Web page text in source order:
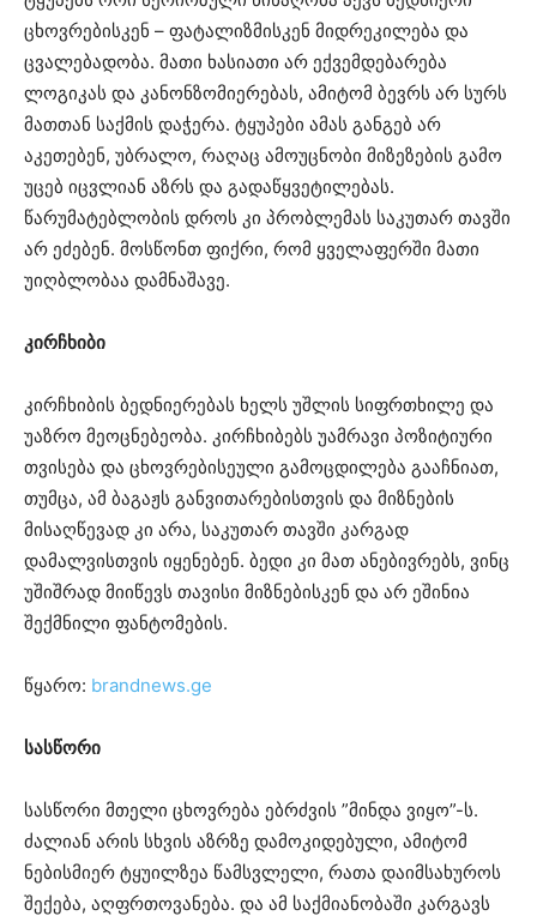
ცხოვრებისკენ – ფატალიზმისკენ მიდრეკილება და
ცვალებადობა. მათი ხასიათი არ ექვემდებარება
ლოგიკას და კანონზომიერებას, ამიტომ ბევრს არ სურს
მათთან საქმის დაჭერა. ტყუპები ამას განგებ არ
აკეთებენ, უბრალო, რაღაც ამოუცნობი მიზეზების გამო
უცებ იცვლიან აზრს და გადაწყვეტილებას.
წარუმატებლობის დროს კი პრობლემას საკუთარ თავში
არ ეძებენ. მოსწონთ ფიქრი, რომ ყველაფერში მათი
უიღბლობაა დამნაშავე.
კირჩხიბი
კირჩხიბის ბედნიერებას ხელს უშლის სიფრთხილე და
უაზრო მეოცნებეობა. კირჩხიბებს უამრავი პოზიტიური
თვისება და ცხოვრებისეული გამოცდილება გააჩნიათ,
თუმცა, ამ ბაგაჟს განვითარებისთვის და მიზნების
მისაღწევად კი არა, საკუთარ თავში კარგად
დამალვისთვის იყენებენ. ბედი კი მათ ანებივრებს, ვინც
უშიშრად მიიწევს თავისი მიზნებისკენ და არ ეშინია
შექმნილი ფანტომების.
წყარო: brandnews.ge
სასწორი
სასწორი მთელი ცხოვრება ებრძვის ”მინდა ვიყო”-ს.
ძალიან არის სხვის აზრზე დამოკიდებული, ამიტომ
ნებისმიერ ტყუილზეა წამსვლელი, რათა დაიმსახუროს
შექება, აღფრთოვანება. და ამ საქმიანობაში კარგავს